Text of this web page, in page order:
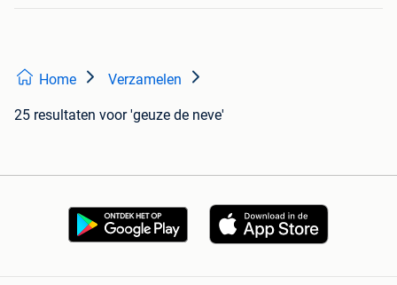
Home Verzamelen
25 resultaten voor 'geuze de neve'